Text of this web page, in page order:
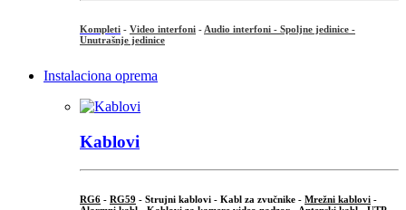
Kompleti - Video interfoni - Audio interfoni - Spoljne jedinice -
Unutrašnje jedinice
Instalaciona oprema
Kablovi
RG6 - RG59 - Strujni kablovi - Kabl za zvučnike - Mrežni kablovi -